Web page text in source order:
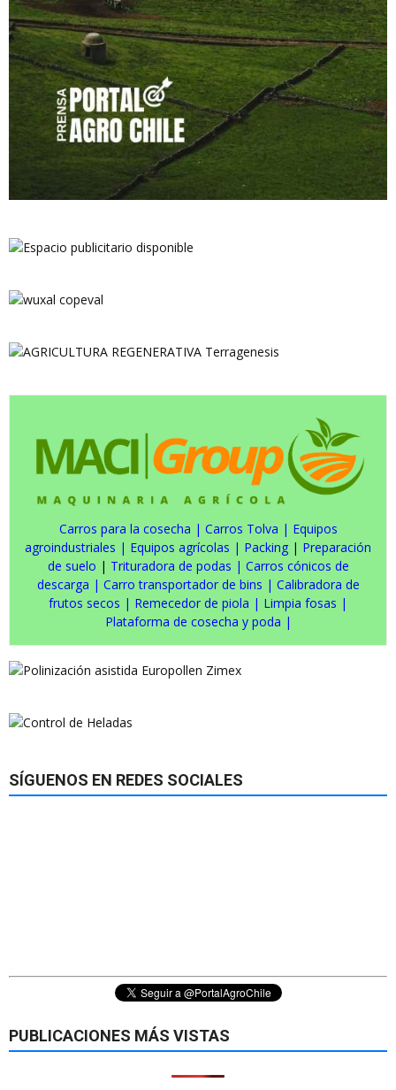
Carros para la cosecha | Carros Tolva | Equipos
agroindustriales | Equipos agrícolas | Packing | Preparación
de suelo | Trituradora de podas | Carros cónicos de
descarga | Carro transportador de bins | Calibradora de
frutos secos | Remecedor de piola | Limpia fosas |
Plataforma de cosecha y poda |
SÍGUENOS EN REDES SOCIALES
PUBLICACIONES MÁS VISTAS